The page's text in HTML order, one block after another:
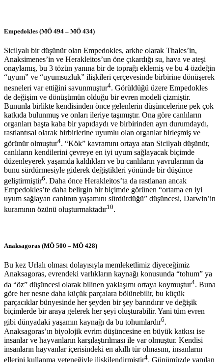
Empedokles (MÖ 494 – MÖ 434)
Sicilyalı bir düşünür olan Empedokles, arkhe olarak Thales’in,
Anaksimenes’in ve Herakleitos’un öne çıkardığı su, hava ve ateşi
onaylamış, bu 3 tözün yanına bir de toprağı eklemiş ve bu 4 özdeğin
“uyum” ve “uyumsuzluk” ilişkileri çerçevesinde birbirine dönüşerek
nesneleri var ettiğini savunmuştur4. Görüldüğü üzere Empedokles
de değişim ve dönüşümün olduğu bir evren modeli çizmiştir.
Bununla birlikte kendisinden önce gelenlerin düşüncelerine pek çok
katkıda bulunmuş ve onları ileriye taşımıştır. Ona göre canlıların
organları başta kaba bir yapıdaydı ve birbirinden ayrı durumdaydı,
rastlantısal olarak birbirlerine uyumlu olan organlar birleşmiş ve
görünür olmuştur4. “Kök” kavramını ortaya atan Sicilyalı düşünür,
canlıların kendilerini çevreye en iyi uyum sağlayacak biçimde
düzenleyerek yaşamda kaldıkları ve bu canlıların yavrularının da
bunu sürdürmesiyle giderek değiştikleri yönünde bir düşünce
geliştirmiştir6. Daha önce Herakleitos’ta da rastlanan ancak
Empedokles’te daha belirgin bir biçimde görünen “ortama en iyi
uyum sağlayan canlının yaşamını sürdürdüğü” düşüncesi, Darwin’in
kuramının özünü oluşturmaktadır10.
Anaksagoras (MÖ 500 – MÖ 428)
Bu kez Urlalı olması dolayısıyla memleketlimiz diyeceğimiz
Anaksagoras, evrendeki varlıkların kaynağı konusunda “tohum” ya
da “öz” düşüncesi olarak bilinen yaklaşımı ortaya koymuştur4. Buna
göre her nesne daha küçük parçalara bölünebilir, bu küçük
parçacıklar bünyesinde her şeyden bir şey barındırır ve değişik
biçimlerde bir araya gelerek her şeyi oluşturabilir. Yani tüm evren
gibi dünyadaki yaşamın kaynağı da bu tohumlardır6.
Anaksagoras’ın biyolojik evrim düşüncesine en büyük katkısı ise
insanlar ve hayvanların karşılaştırılması ile var olmuştur. Kendisi
insanların hayvanlar içerisindeki en akıllı tür olmasını, insanların
ellerini kullanma yeteneğiyle ilişkilendirmiştir4. Günümüzde yapılan